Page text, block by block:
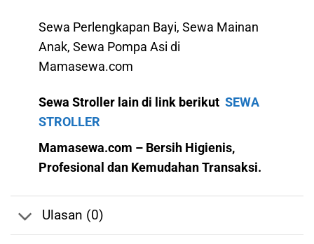
Sewa Perlengkapan Bayi, Sewa Mainan
Anak, Sewa Pompa Asi di
Mamasewa.com
Sewa Stroller lain di link berikutSEWA
STROLLER
Mamasewa.com – Bersih Higienis,
Profesional dan Kemudahan Transaksi.
Ulasan (0)